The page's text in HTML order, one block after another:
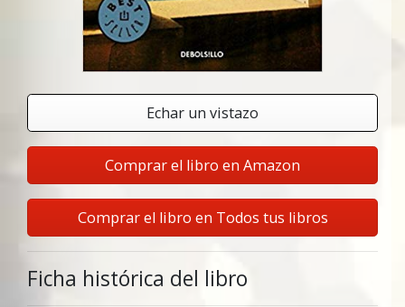
Echar un vistazo
Comprar el libro en Amazon
Comprar el libro en Todos tus libros
Ficha histórica del libro